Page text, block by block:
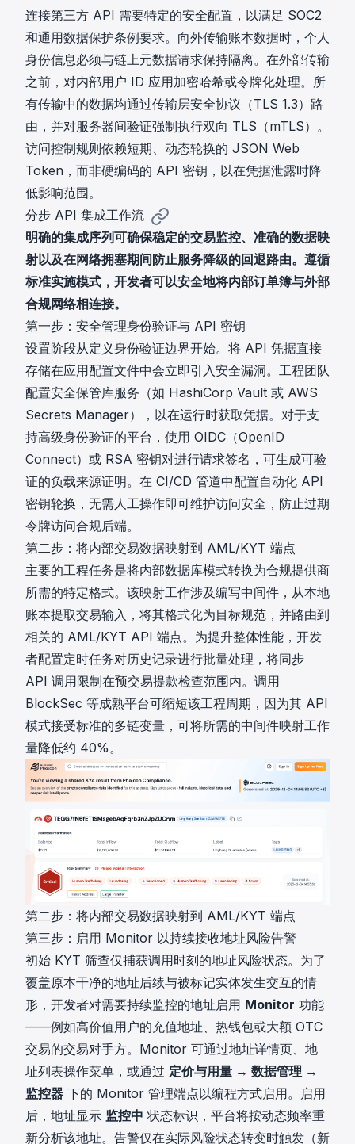
连接第三方 API 需要特定的安全配置，以满足 SOC2
和通用数据保护条例要求。向外传输账本数据时，个人
身份信息必须与链上元数据请求保持隔离。在外部传输
之前，对内部用户 ID 应用加密哈希或令牌化处理。所
有传输中的数据均通过传输层安全协议（TLS 1.3）路
由，并对服务器间验证强制执行双向 TLS（mTLS）。
访问控制规则依赖短期、动态轮换的 JSON Web
Token，而非硬编码的 API 密钥，以在凭据泄露时降
低影响范围。
分步 API 集成工作流
明确的集成序列可确保稳定的交易监控、准确的数据映
射以及在网络拥塞期间防止服务降级的回退路由。遵循
标准实施模式，开发者可以安全地将内部订单簿与外部
合规网络相连接。
第一步：安全管理身份验证与 API 密钥
设置阶段从定义身份验证边界开始。将 API 凭据直接
存储在应用配置文件中会立即引入安全漏洞。工程团队
配置安全保管库服务（如 HashiCorp Vault 或 AWS
Secrets Manager），以在运行时获取凭据。对于支
持高级身份验证的平台，使用 OIDC（OpenID
Connect）或 RSA 密钥对进行请求签名，可生成可验
证的负载来源证明。在 CI/CD 管道中配置自动化 API
密钥轮换，无需人工操作即可维护访问安全，防止过期
令牌访问合规后端。
第二步：将内部交易数据映射到 AML/KYT 端点
主要的工程任务是将内部数据库模式转换为合规提供商
所需的特定格式。该映射工作涉及编写中间件，从本地
账本提取交易输入，将其格式化为目标规范，并路由到
相关的 AML/KYT API 端点。为提升整体性能，开发
者配置定时任务对历史记录进行批量处理，将同步
API 调用限制在预交易提款检查范围内。调用
BlockSec 等成熟平台可缩短该工程周期，因为其 API
模式接受标准的多链变量，可将所需的中间件映射工作
量降低约 40%。
第二步：将内部交易数据映射到 AML/KYT 端点
第三步：启用 Monitor 以持续接收地址风险告警
初始 KYT 筛查仅捕获调用时刻的地址风险状态。为了
覆盖原本干净的地址后续与被标记实体发生交互的情
形，开发者对需要持续监控的地址启用 Monitor 功能
——例如高价值用户的充值地址、热钱包或大额 OTC
交易的交易对手方。Monitor 可通过地址详情页、地
址列表操作菜单，或通过 定价与用量 → 数据管理 →
监控器 下的 Monitor 管理端点以编程方式启用。启用
后，地址显示 监控中 状态标识，平台将按动态频率重
新分析该地址。告警仅在实际风险状态转变时触发（新